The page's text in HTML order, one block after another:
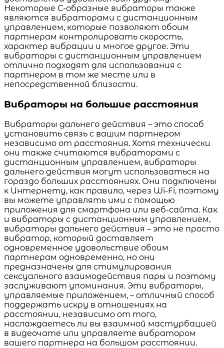
Некоторые С-образные вибраторы также
являются вибраторами с дистанционным
управлением, которые позволяют обоим
партнерам контролировать скорость,
характер вибрации и многое другое. Эти
вибраторы с дистанционным управлением
отлично подходят для использования с
партнером в том же месте или в
непосредственной близости.
Вибраторы на большие расстояния
Вибраторы дальнего действия – это способ
установить связь с вашим партнером
независимо от расстояния. Хотя технически
они также считаются вибраторами с
дистанционным управлением, вибраторы
дальнего действия могут использоваться на
гораздо больших расстояниях. Они подключены
к Интернету, как правило, через Wi-Fi, поэтому
вы можете управлять ими с помощью
приложения для смартфона или веб-сайта. Как
и вибраторы с дистанционным управлением,
вибраторы дальнего действия – это не просто
вибратор, который доставляет
одновременное удовольствие обоим
партнерам одновременно, но они
предназначены для стимулирования
сексуального взаимодействия пары и поэтому
заслуживают упоминания. Эти вибраторы,
управляемые приложением, – отличный способ
поддержать искру в отношениях на
расстоянии, независимо от того,
наслаждаетесь ли вы взаимной мастурбацией
в видеочате или управляете вибратором
вашего партнера на большом расстоянии.